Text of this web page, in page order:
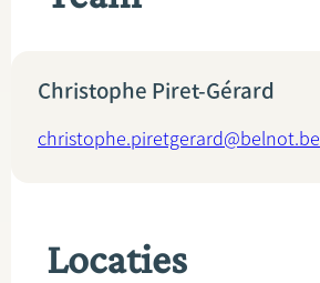
Christophe Piret-Gérard
christophe.piretgerard@belnot.be
Locaties